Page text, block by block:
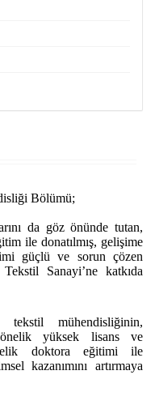
Bölümü;
da göz önünde tutan,
ile donatılmış, gelişime
güçlü ve sorun çözen
Sanayi’ne katkıda
tekstil mühendisliğinin,
yüksek lisans ve
doktora eğitimi ile
kazanımını artırmaya